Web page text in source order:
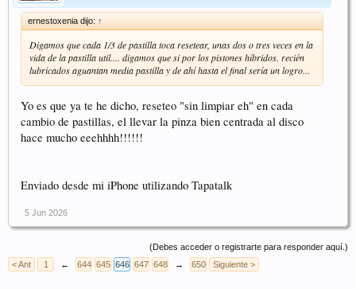
ernestoxenia dijo: ↑
Digamos que cada 1/3 de pastilla toca resetear, unas dos o tres veces en la
vida de la pastilla util.... digamos que si por los pistones híbridos. recién
lubricados aguantan media pastilla y de ahí hasta el final sería un logro...
Yo es que ya te he dicho, reseteo "sin limpiar eh" en cada
cambio de pastillas, el llevar la pinza bien centrada al disco
hace mucho eeehhhh!!!!!!
Enviado desde mi iPhone utilizando Tapatalk
5 Jun 2026
(Debes acceder o registrarte para responder aquí.)
< Ant
1 ← 644 645 646 647 648 → 650 Siguiente >